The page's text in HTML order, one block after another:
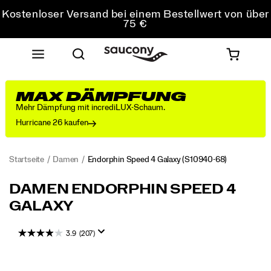
Kostenloser Versand bei einem Bestellwert von über
75 €
Kostenfreie Retouren bei allen Bestellungen
10 % Rabatt für schüler*innen und studierende
MAX DÄMPFUNG
Mehr Dämpfung mit incrediLUX-Schaum.
Hurricane 26 kaufen
Startseite Damen Endorphin Speed 4 Galaxy(S10940-68)
Endorphin
4
https://www.saucony.com/DE/de_DE/endorphin-
4-
DAMEN ENDORPHIN SPEED 4
GALAXY
3.9 (207)